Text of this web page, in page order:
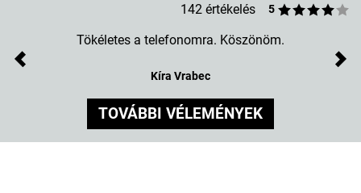
142 értékelés 5
Tökéletes a telefonomra. Köszönöm.
Kíra Vrabec
Previous
TOVÁBBI VÉLEMÉNYEK